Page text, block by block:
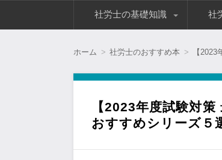
社労士の基礎知識 社
ホーム
社労士のおすすめ本 【
【2023年度試験対
おすすめシリーズ５